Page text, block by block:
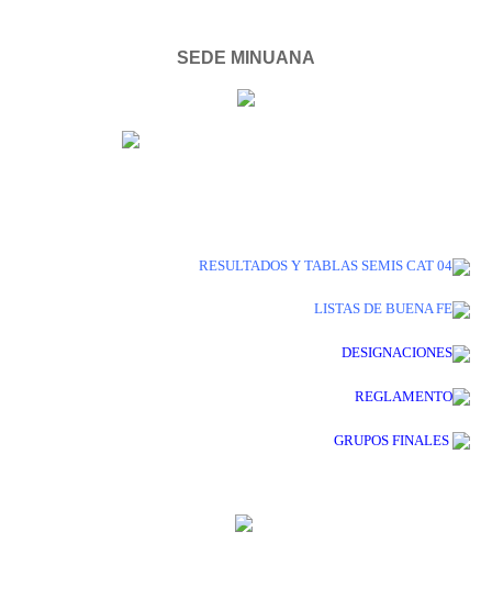
SEDE MINUANA
RESULTADOS Y TABLAS SEMIS CAT 04
LISTAS DE BUENA FE
DESIGNACIONES
REGLAMENTO
GRUPOS FINALES